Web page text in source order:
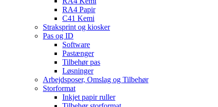
RA4 Papir
C41 Kemi
Straksprint og kiosker
Pas og ID
Software
Pastænger
Tilbehør pas
Løsninger
Arbejdsposer, Omslag og Tilbehør
Storformat
Inkjet papir ruller